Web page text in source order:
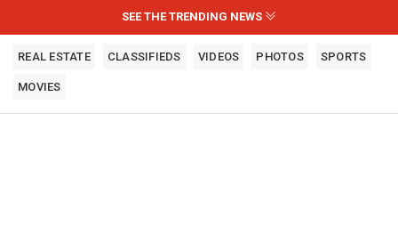
SEE THE TRENDING NEWS
REAL ESTATE CLASSIFIEDS VIDEOS PHOTOS SPORTS
MOVIES